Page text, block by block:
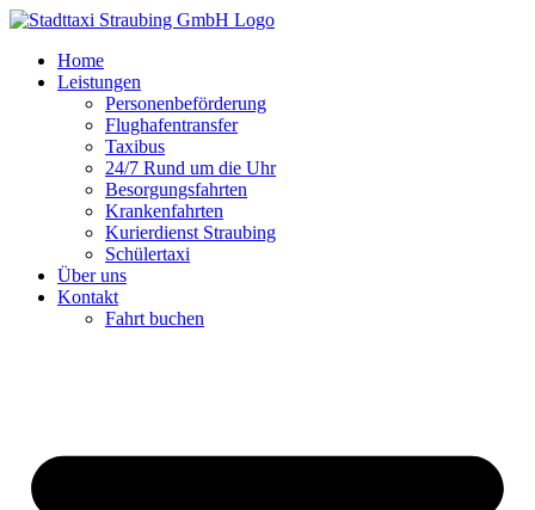
Zum
springenHome
Leistungen
Personenbeförderung
Flughafentransfer
Taxibus
24/7 Rund um die Uhr
Besorgungsfahrten
Krankenfahrten
Kurierdienst Straubing
Schülertaxi
Über uns
Kontakt
Fahrt buchen